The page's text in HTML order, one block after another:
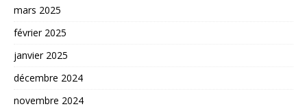
mars 2025
février 2025
janvier 2025
décembre 2024
novembre 2024